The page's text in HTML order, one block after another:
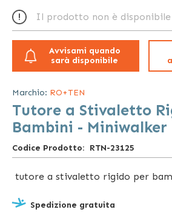
Il prodotto non è disponibile
Avvisami quando
sarà disponibile
all'inizio
della
immagini
Marchio: RO+TEN
Tutore a Stivaletto
Bambini - Miniwalker
Codice Prodotto RTN-23125
tutore a stivaletto rigido per
Spedizione gratuita